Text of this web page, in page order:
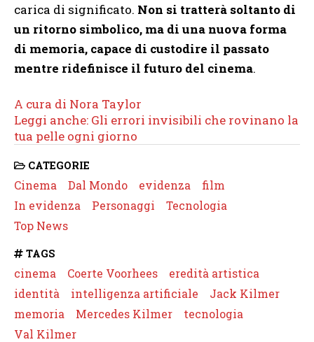
carica di significato. Non si tratterà soltanto di
un ritorno simbolico, ma di una nuova forma
di memoria, capace di custodire il passato
mentre ridefinisce il futuro del cinema.
A cura di Nora Taylor
Leggi anche: Gli errori invisibili che rovinano la
tua pelle ogni giorno
CATEGORIE
Cinema Dal Mondo evidenza
film
In evidenza
Personaggi
Tecnologia
Top News
TAGS
cinema Coerte Voorhees
eredità artistica
identità
intelligenza artificiale
Jack Kilmer
memoria
Mercedes Kilmer
tecnologia
Val Kilmer